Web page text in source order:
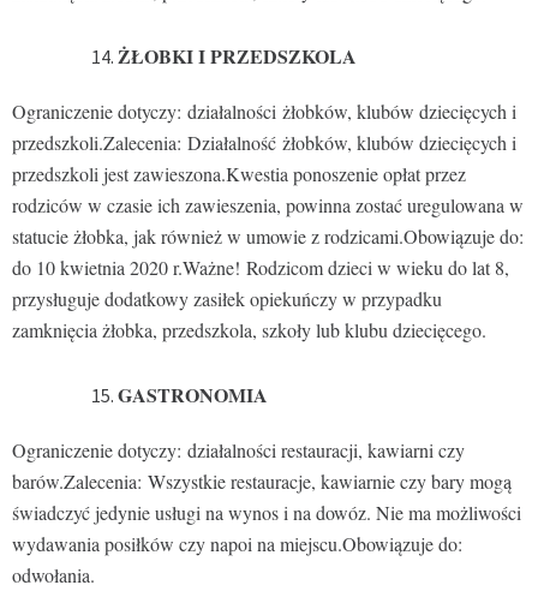
ŻŁOBKI I PRZEDSZKOLA
Ograniczenie dotyczy: działalności żłobków, klubów dziecięcych i
przedszkoli.Zalecenia: Działalność żłobków, klubów dziecięcych i
przedszkoli jest zawieszona.Kwestia ponoszenie opłat przez
rodziców w czasie ich zawieszenia, powinna zostać uregulowana w
statucie żłobka, jak również w umowie z rodzicami.Obowiązuje do:
do 10 kwietnia 2020 r.Ważne! Rodzicom dzieci w wieku do lat 8,
przysługuje dodatkowy zasiłek opiekuńczy w przypadku
zamknięcia żłobka, przedszkola, szkoły lub klubu dziecięcego.
GASTRONOMIA
Ograniczenie dotyczy: działalności restauracji, kawiarni czy
barów.Zalecenia: Wszystkie restauracje, kawiarnie czy bary mogą
świadczyć jedynie usługi na wynos i na dowóz. Nie ma możliwości
wydawania posiłków czy napoi na miejscu.Obowiązuje do:
odwołania.